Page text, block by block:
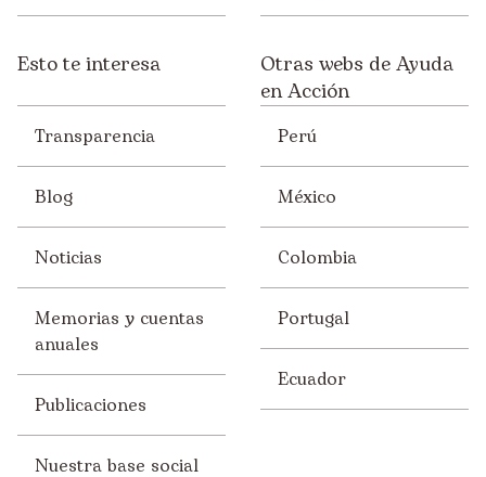
Esto te interesa
Transparencia
Blog
Noticias
Memorias y cuentas
anuales
Publicaciones
Nuestra base social
Otras webs de Ayuda
en Acción
Perú
México
Colombia
Portugal
Ecuador